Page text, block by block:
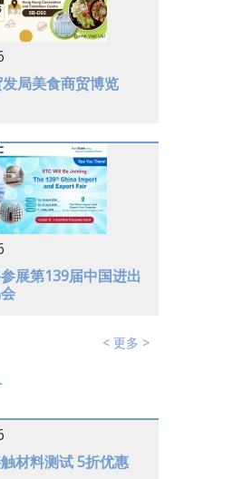
局美食商贸博览
展第139届中国进出
< 更多 >
材料测试 5折优惠